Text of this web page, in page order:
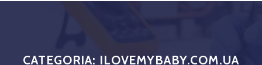
CATEGORIA: ILOVEMYBABY.COM.UA